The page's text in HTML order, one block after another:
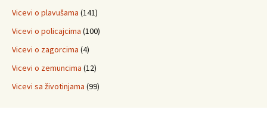
Vicevi o plavušama (141)
Vicevi o policajcima (100)
Vicevi o zagorcima (4)
Vicevi o zemuncima (12)
Vicevi sa životinjama (99)